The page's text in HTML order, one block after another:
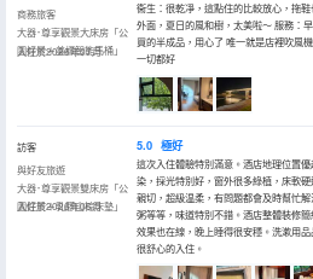
商務旅客
大器･尊享觀景大床房「公
園好景＋美標智能馬桶」
入住於2026年07月
衞生：很乾凈，這點住的比較放心，拖
外面，夏日的風和樹，太美啦～ 服務：
買的半成品，用心了 唯一就是店裡吹風
一切都好
訪客
與好友旅遊
大器･尊享觀景雙床房「公
園好景＋乳膠山棕床墊」
入住於2026年06月
5.0 極好
這次入住體驗特別滿意。酒店地理位置
染，採光特別好，窗外很多綠植，床軟
親切，超級温柔，有問題都會及時幫忙
粥等等，味道特別不錯。酒店整體裝修
效果也在線，晚上睡得很安穩。洗漱用
很舒心的入住。